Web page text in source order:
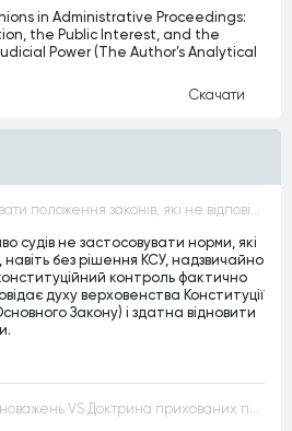
in Administrative Proceedings:
the Public Interest, and the
Power (The Author’s Analytical
Скачати
Суди не мають застосовувати положення законів, які не відповідають Конституції, незалежно від того, чи визнавалися вони Конституційним Судом України неконституційними, тобто закони, що суперечать Конституції України не можуть застосовуватися навіть у випадках, коли вони є чинними
судів не застосовувати норми, які
навіть без рішення КСУ, надзвичайно
контроль фактично
духу верховенства Конституції
Закону) і здатна відновити
Доктрина виключних повноважень VS Доктрина прихованих повноважень